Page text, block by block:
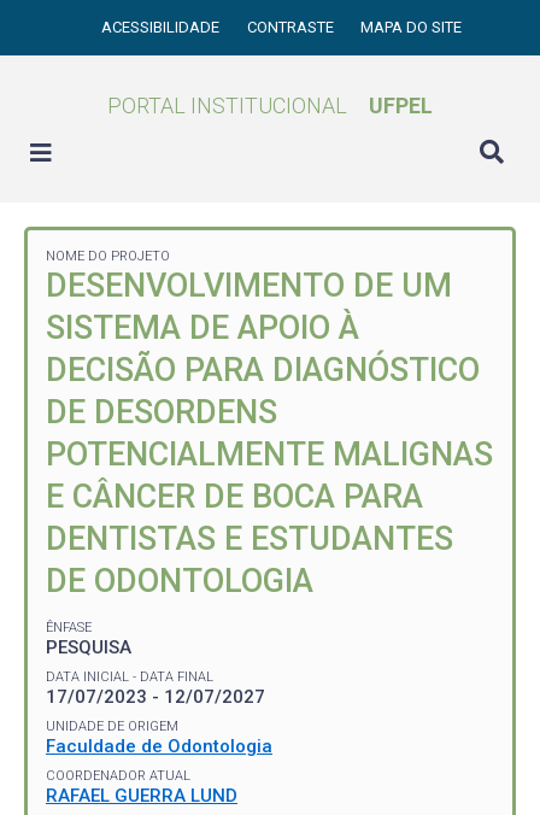
ACESSIBILIDADE CONTRASTE MAPA DO SITE
PORTAL INSTITUCIONAL UFPEL
NOME DO PROJETO
DESENVOLVIMENTO DE UM
SISTEMA DE APOIO À
DECISÃO PARA DIAGNÓSTICO
DE DESORDENS
POTENCIALMENTE MALIGNAS
E CÂNCER DE BOCA PARA
DENTISTAS E ESTUDANTES
DE ODONTOLOGIA
ÊNFASE
PESQUISA
DATA INICIAL - DATA FINAL
17/07/2023 - 12/07/2027
UNIDADE DE ORIGEM
Faculdade de Odontologia
COORDENADOR ATUAL
RAFAEL GUERRA LUND